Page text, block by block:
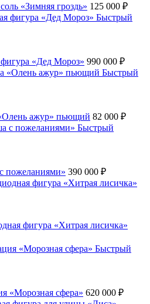
«Зимняя гроздь» 125 000 ₽
Быстрый
«Дед Мороз» 990 000 ₽
Быстрый
ажур» пьющий 82 000 ₽
Быстрый
пожеланиями» 390 000 ₽
фигура «Хитрая лисичка»
Быстрый
«Морозная сфера» 620 000 ₽